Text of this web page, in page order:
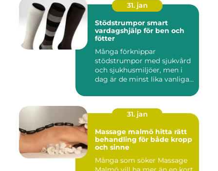
31. jan
Stödstrumpor smart
vardagshjälp för ben och
fötter
Många förknippar
stödstrumpor med sjukvård
och sjukhusmiljöer, men i
dag är de minst lika vanliga
31. jan
Massage malmö hitta rätt
behandling för både kropp
och sinne
Många som söker Massage